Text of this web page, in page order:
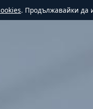
. Продължавайки да